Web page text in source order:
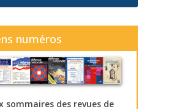
numéros
sommaires des revues de